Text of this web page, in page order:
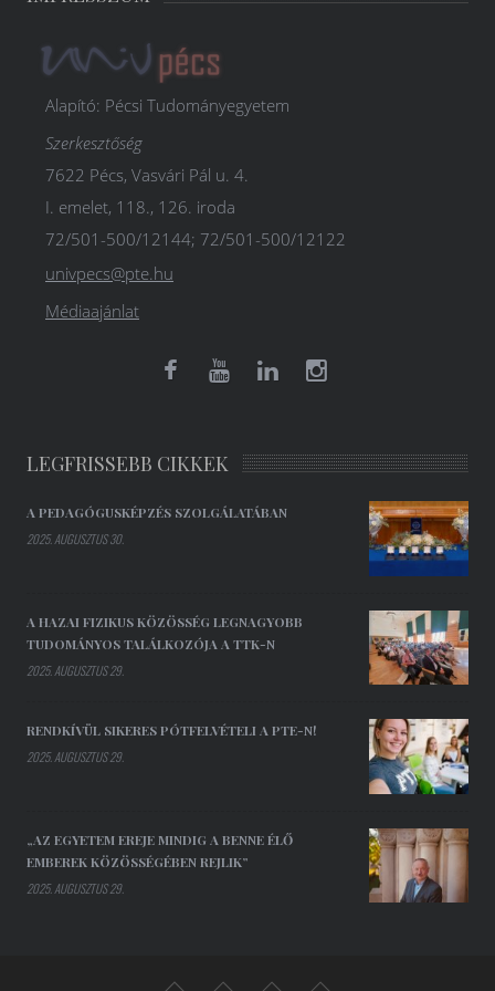
Alapító: Pécsi Tudományegyetem
Szerkesztőség
7622 Pécs, Vasvári Pál u. 4.
I. emelet, 118., 126. iroda
72/501-500/12144; 72/501-500/12122
univpecs@pte.hu
Médiaajánlat
LEGFRISSEBB CIKKEK
A PEDAGÓGUSKÉPZÉS SZOLGÁLATÁBAN
2025. AUGUSZTUS 30.
A HAZAI FIZIKUS KÖZÖSSÉG LEGNAGYOBB
TUDOMÁNYOS TALÁLKOZÓJA A TTK-N
2025. AUGUSZTUS 29.
RENDKÍVÜL SIKERES PÓTFELVÉTELI A PTE-N!
2025. AUGUSZTUS 29.
„AZ EGYETEM EREJE MINDIG A BENNE ÉLŐ
EMBEREK KÖZÖSSÉGÉBEN REJLIK”
2025. AUGUSZTUS 29.